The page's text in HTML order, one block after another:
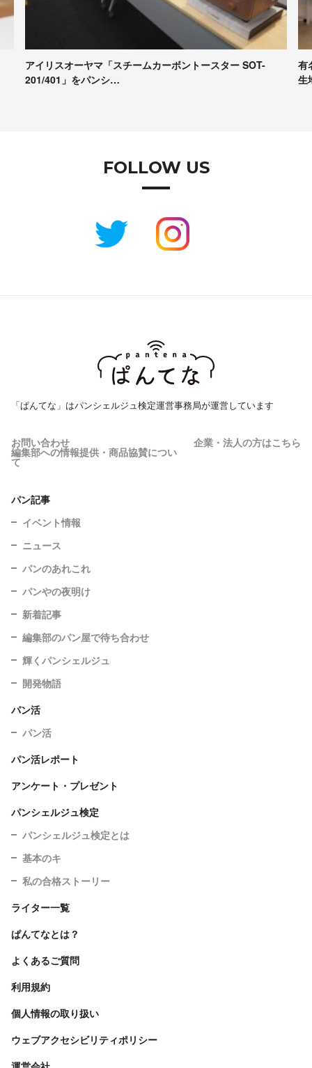
有名パンシェルジュたちが本音で評価！Pascoの冷凍パン
生地試食＆座談会レポート
【
コ
FOLLOW US
「ぱんてな」はパンシェルジュ検定運営事務局が運営しています
お問い合わせ 企業・法人の方はこちら
編集部への情報提供・商品協賛につい
て
パン記事
イベント情報
ニュース
パンのあれこれ
パンやの夜明け
新着記事
編集部のパン屋で待ち合わせ
輝くパンシェルジュ
開発物語
パン活
パン活
パン活レポート
アンケート・プレゼント
パンシェルジュ検定
パンシェルジュ検定とは
基本のキ
私の合格ストーリー
ライター一覧
ぱんてなとは？
よくあるご質問
利用規約
個人情報の取り扱い
ウェブアクセシビリティポリシー